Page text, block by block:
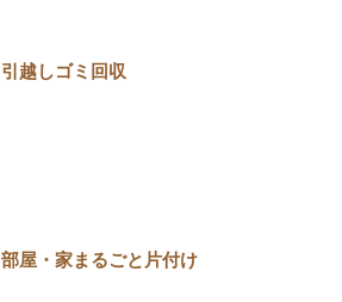
引越しゴミ回収
部屋・家まるごと片付け